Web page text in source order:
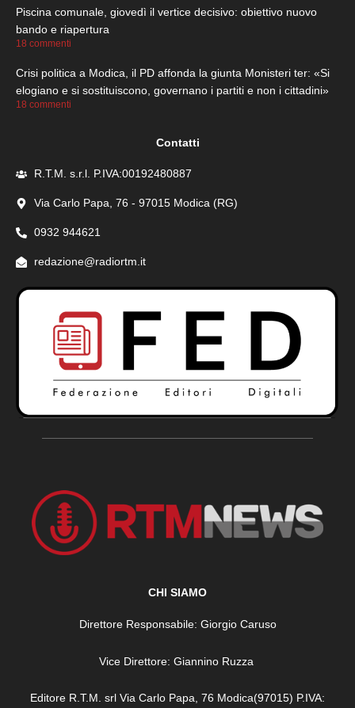
Piscina comunale, giovedì il vertice decisivo: obiettivo nuovo
bando e riapertura
18 commenti
Crisi politica a Modica, il PD affonda la giunta Monisteri ter: «Si
elogiano e si sostituiscono, governano i partiti e non i cittadini»
18 commenti
Contatti
R.T.M. s.r.l. P.IVA:00192480887
Via Carlo Papa, 76 - 97015 Modica (RG)
0932 944621
redazione@radiortm.it
CHI SIAMO
Direttore Responsabile: Giorgio Caruso
Vice Direttore: Giannino Ruzza
Editore R.T.M. srl Via Carlo Papa, 76 Modica(97015) P.IVA: